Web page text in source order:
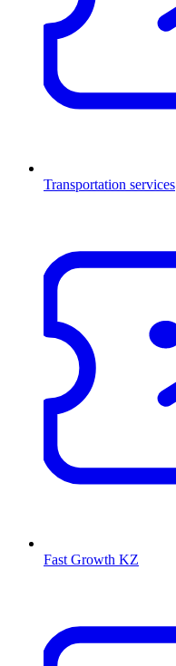
Transportation services
Fast Growth KZ